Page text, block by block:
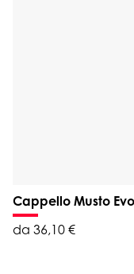
Cappello Musto
da 36,10 €